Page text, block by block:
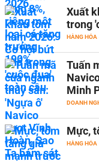
Xuất
trong
HÀNG HÓA
Tuấn
Minh
DOANH
Mực,
HÀNG HÓA